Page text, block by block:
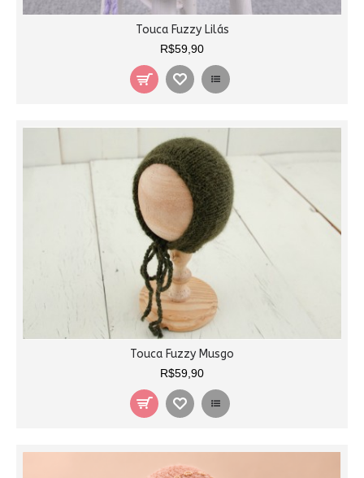
Touca Fuzzy Lilás
R$59,90
Touca Fuzzy Musgo
R$59,90